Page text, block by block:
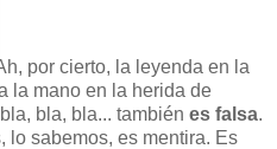
por cierto, la leyenda en la
la mano en la herida de
bla, bla... también es falsa.
lo sabemos, es mentira. Es